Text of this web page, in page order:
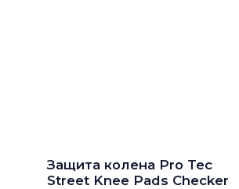
Защита колена Pro Tec
Street Knee Pads Checker